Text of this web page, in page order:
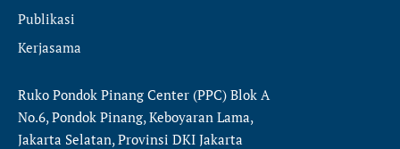
Publikasi
Kerjasama
Ruko Pondok Pinang Center (PPC) Blok A
No.6, Pondok Pinang, Keboyaran Lama,
Jakarta Selatan, Provinsi DKI Jakarta